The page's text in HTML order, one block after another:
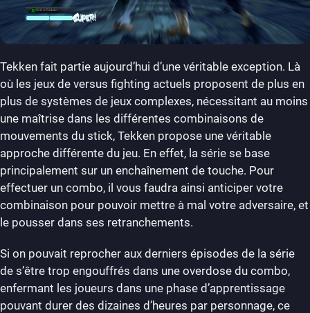
Tekken fait partie aujourd’hui d’une véritable exception. Là
où les jeux de versus fighting actuels proposent de plus en
plus de systèmes de jeux complexes, nécessitant au moins
une maîtrise dans les différentes combinaisons de
mouvements du stick, Tekken propose une véritable
approche différente du jeu. En effet, la série se base
principalement sur un enchaînement de touche. Pour
effectuer un combo, il vous faudra ainsi anticiper votre
combinaison pour pouvoir mettre à mal votre adversaire, et
le pousser dans ses retranchements.
Si on pouvait reprocher aux derniers épisodes de la série
de s’être trop engouffrés dans une overdose du combo,
enfermant les joueurs dans une phase d’apprentissage
pouvant durer des dizaines d’heures par personnage, ce